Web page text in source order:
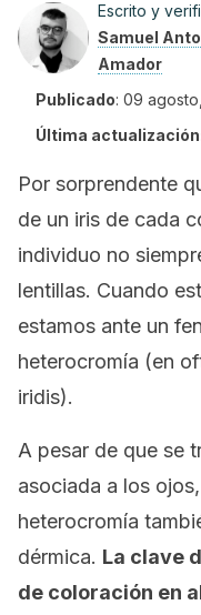
Escrito y
Samuel
Amador
Publicado: 09
Última
Por sorprendente
de un iris de cada
individuo no
lentillas. Cuando
estamos ante un
heterocromía (en
iridis).
A pesar de que se
asociada a los
heterocromía
dérmica. La clave
de coloración en